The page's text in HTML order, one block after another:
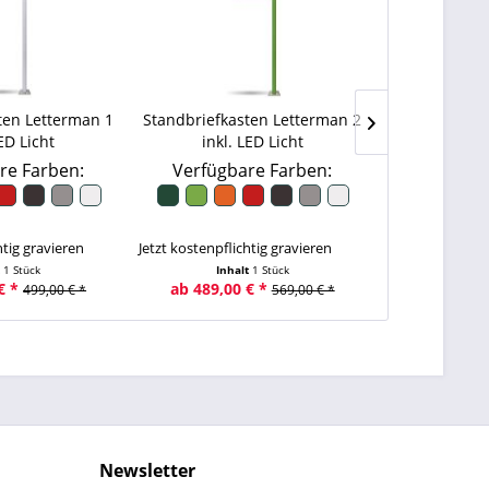
Letterman 1
Licht
Farben:
gravieren
1 Stück
* 499,00 € *
Standbriefkasten Letterman 2
inkl. LED Licht
Verfügbare Farben:
Jetzt kostenpflichtig gravieren
Inhalt 1 Stück
ab 489,00 € * 569,00 € *
Newsletter